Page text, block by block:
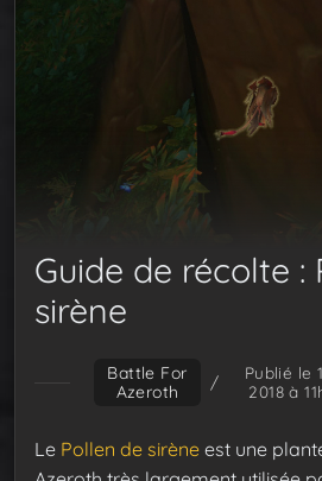
Guide de récolte :
sirène
Battle For
Azeroth
/
Publié le
2018 à
Le Pollen de sirène est une